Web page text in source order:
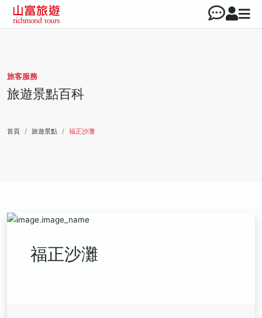
旅客服務
旅遊景點百科
首頁 旅遊景點 福正沙灘
福正沙灘